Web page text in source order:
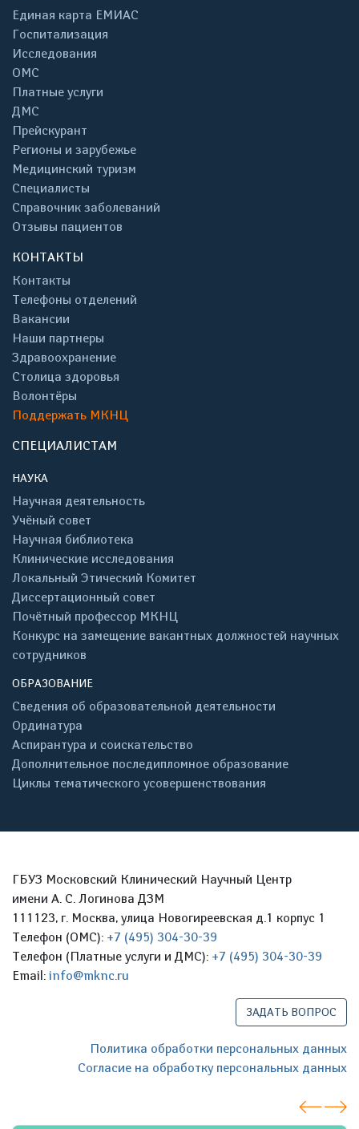
Единая карта ЕМИАС
Госпитализация
Исследования
ОМС
Платные услуги
ДМС
Прейскурант
Регионы и зарубежье
Медицинский туризм
Специалисты
Справочник заболеваний
Отзывы пациентов
КОНТАКТЫ
Контакты
Телефоны отделений
Вакансии
Наши партнеры
Здравоохранение
Столица здоровья
Волонтёры
Поддержать МКНЦ
СПЕЦИАЛИСТАМ
НАУКА
Научная деятельность
Учёный совет
Научная библиотека
Клинические исследования
Локальный Этический Комитет
Диссертационный совет
Почётный профессор МКНЦ
Конкурс на замещение вакантных должностей научных
сотрудников
ОБРАЗОВАНИЕ
Сведения об образовательной деятельности
Ординатура
Аспирантура и соискательство
Дополнительное последипломное образование
Циклы тематического усовершенствования
ГБУЗ Московский Клинический Научный Центр
имени А. С. Логинова ДЗМ
111123, г. Москва, улица Новогиреевская д.1 корпус 1
Телефон (ОМС): +7 (495) 304-30-39
Телефон (Платные услуги и ДМС): +7 (495) 304-30-39
Email: info@mknc.ru
ЗАДАТЬ ВОПРОС
Политика обработки персональных данных
Согласие на обработку персональных данных